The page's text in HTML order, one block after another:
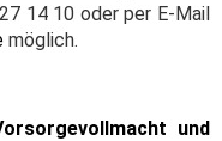
14 10 oder per E-Mail
möglich.
und